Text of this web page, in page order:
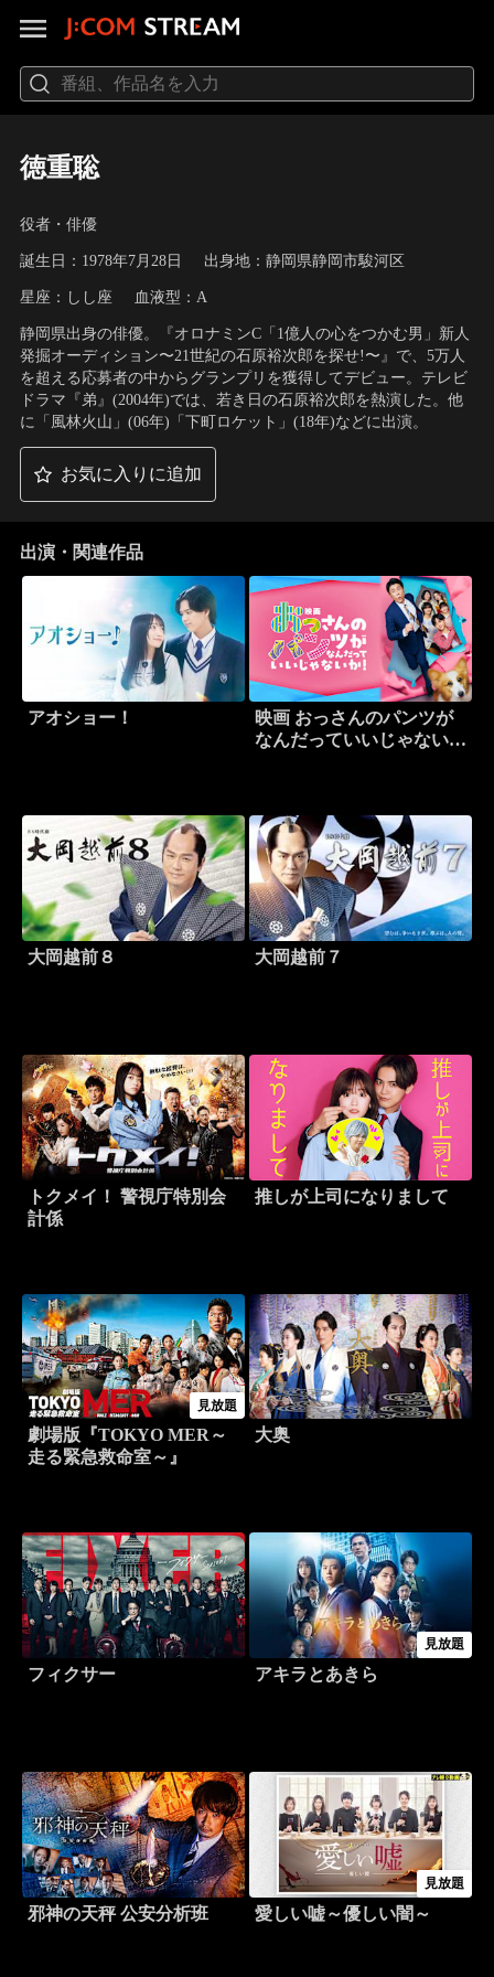
徳重聡
役者・俳優
誕生日：1978年7月28日 出身地：静岡県静岡市駿河区
星座：しし座 血液型：A
静岡県出身の俳優。『オロナミンC「1億人の心をつかむ男」新人
発掘オーディション〜21世紀の石原裕次郎を探せ!〜』で、5万人
を超える応募者の中からグランプリを獲得してデビュー。テレビ
ドラマ『弟』(2004年)では、若き日の石原裕次郎を熱演した。他
に「風林火山」(06年)「下町ロケット」(18年)などに出演。
お気に入りに追加
出演・関連作品
アオショー！
映画 おっさんのパンツが
なんだっていいじゃない
大岡越前８ 大岡越前７
トクメイ！ 警視庁特別会
計係
推しが上司になりまして
見放題
劇場版『TOKYO MER～
走る緊急救命室～』
大奥
フィクサー
見放題
アキラとあきら
邪神の天秤 公安分析班
見放題
愛しい嘘～優しい闇～